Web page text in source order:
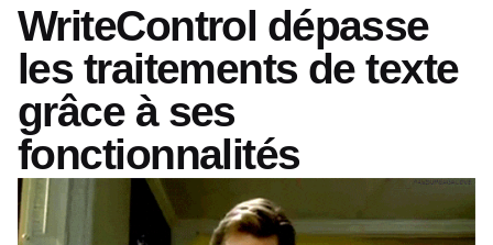
WriteControl dépasse
les traitements de texte
grâce à ses
fonctionnalités